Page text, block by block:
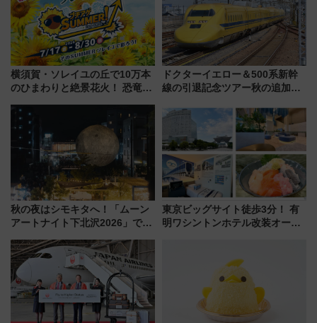
横須賀・ソレイユの丘で10万本
のひまわりと絶景花火！ 恐竜や
帰りお出かけ最新情報（2026年
7月17日～開催）
ドクターイエロー＆500系新幹
線の引退記念ツアー秋の追加企
ホテル情報まとめ
秋の夜はシモキタへ！「ムーン
アートナイト下北沢2026」でイ
を満喫しよう
東京ビッグサイト徒歩3分！ 有
明ワシントンホテル改装オープ
ュッフェを現地レポ